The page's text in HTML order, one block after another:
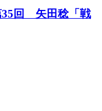
35回 矢田稔「戦